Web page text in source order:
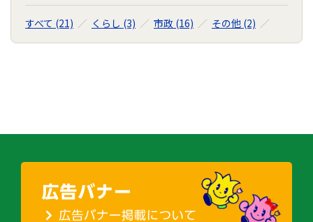
すべて (21) くらし (3) 市政 (16) その他 (2)